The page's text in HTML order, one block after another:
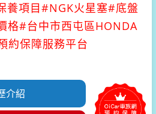
養項目#NGK火星塞#底盤
格#台中市西屯區HONDA
約保障服務平台
介紹